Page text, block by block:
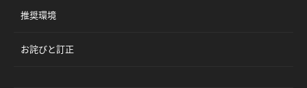
推奨環境
お詫びと訂正